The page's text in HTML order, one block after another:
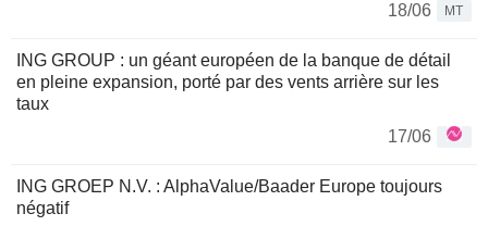
18/06
MT
ING GROUP : un géant européen de la banque de détail
en pleine expansion, porté par des vents arrière sur les
taux
17/06
ING GROEP N.V. : AlphaValue/Baader Europe toujours
négatif